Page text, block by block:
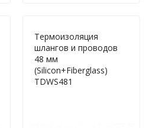
Термоизоляция
шлангов и проводов
48 мм
(Silicon+Fiberglass)
TDWS481